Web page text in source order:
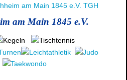
am Main 1845 e.V.